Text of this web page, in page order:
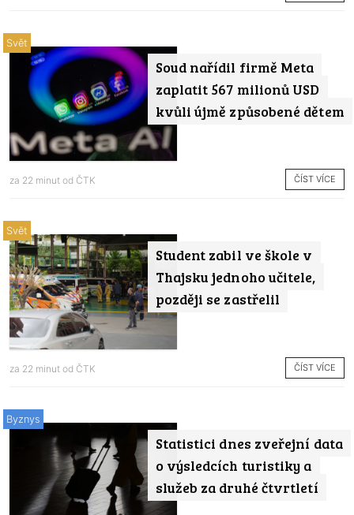
Soud nařídil firmě Meta
zaplatit 567 milionů USD
kvůli újmě způsobené dětem
Svět
za 22 minut od ČTK ČÍST VÍCE
Student zabil ve škole v
Thajsku jednoho učitele,
později se zastřelil
Svět
za 22 minut od ČTK ČÍST VÍCE
Statistici dnes zveřejní data
o výsledcích turistiky a
služeb za druhé čtvrtletí
Byznys